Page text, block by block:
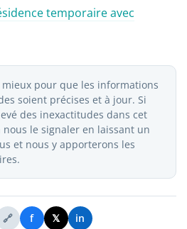
temporaire avec
pour que les informations
soient précises et à jour. Si
des inexactitudes dans cet
le signaler en laissant un
et nous y apporterons les
🔗 f 𝕏 in